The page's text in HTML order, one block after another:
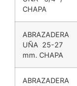
CHAPA
ABRAZADERA
UÑA 25-27
mm. CHAPA
ABRAZADERA